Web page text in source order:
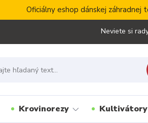
Oficiálny eshop dánskej záhradnej
Neviete si
Krovinorezy Kultivátory